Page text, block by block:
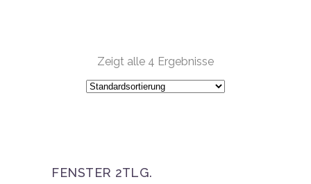
Zeigt alle 4 Ergebnisse
FENSTER 2TLG.